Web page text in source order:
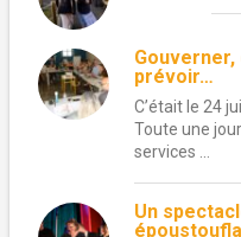
Gouverner,
prévoir…
C’était le 24
Toute une
services …
Un